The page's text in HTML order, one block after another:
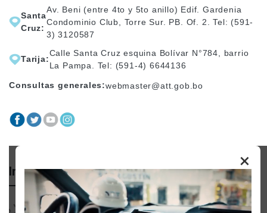
Santa
Cruz:
Av. Beni (entre 4to y 5to anillo) Edif. Gardenia
Condominio Club, Torre Sur. PB. Of. 2. Tel: (591-
3) 3120587
Tarija:
Calle Santa Cruz esquina Bolívar N°784, barrio
La Pampa. Tel: (591-4) 6644136
Consultas generales:webmaster@att.gob.bo
×
Importante